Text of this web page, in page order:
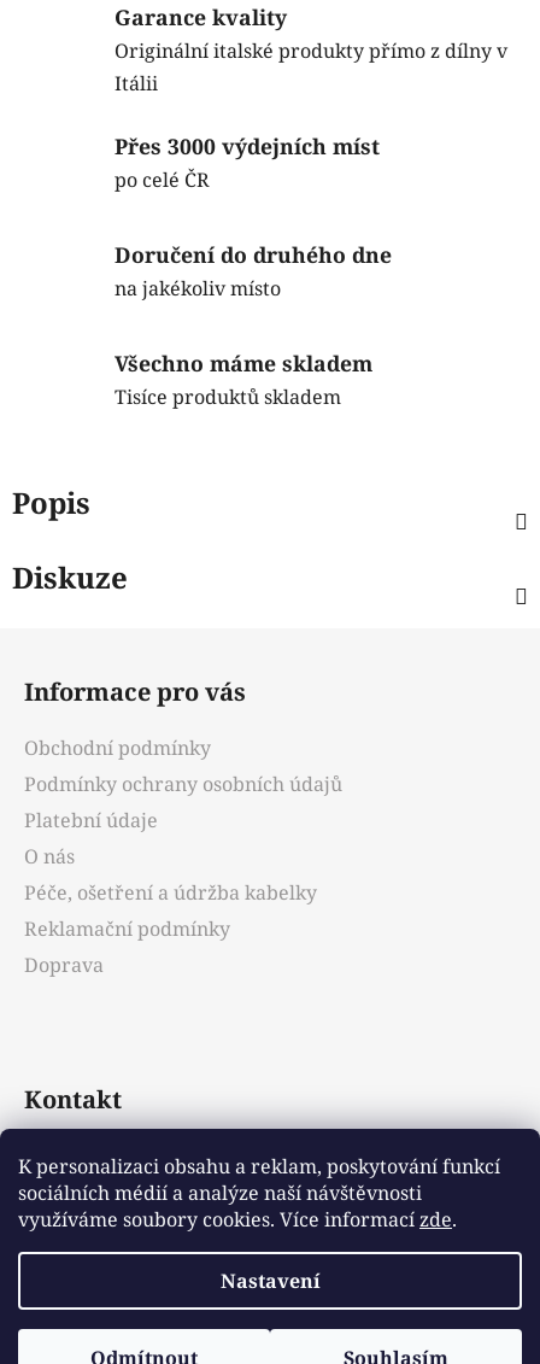
K personalizaci obsahu a reklam, poskytování funkcí
sociálních médií a analýze naší návštěvnosti
využíváme soubory cookies. Více informacízde.
Nastavení
Odmítnout Souhlasím
Garance kvality
Originální italské produkty přímo z dílny v
Itálii
Přes 3000 výdejních míst
po celé ČR
Doručení do druhého dne
na jakékoliv místo
Všechno máme skladem
Tisíce produktů skladem
Popis
Diskuze
Informace pro vás
Obchodní podmínky
Podmínky ochrany osobních údajů
Platební údaje
O nás
Péče, ošetření a údržba kabelky
Reklamační podmínky
Doprava
Kontakt
info@emotys.cz
+421903231812
Vytvořil Shoptet